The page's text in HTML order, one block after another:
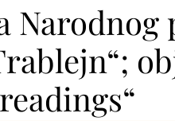
Narodnog